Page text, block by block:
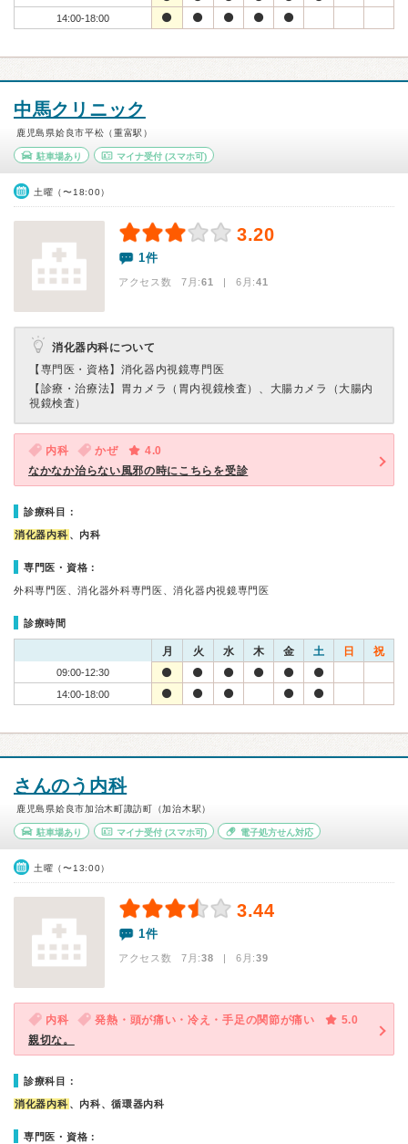
14:00-18:00
中馬クリニック
鹿児島県姶良市平松（重富駅）
駐車場あり マイナ受付(スマホ可)
土曜（〜18:00）
3.20
1件
アクセス数 7月:61 | 6月:41
消化器内科について
【専門医・資格】 消化器内視鏡専門医
【診療・治療法】 胃カメラ（胃内視鏡検査）、大腸カメラ（大腸内
視鏡検査）
内科 かぜ
4.0
なかなか治らない風邪の時にこちらを受診
診療科目：
消化器内科 、内科
専門医・資格：
外科専門医、消化器外科専門医、消化器内視鏡専門医
診療時間
月 火 水 木 金 土 日 祝
09:00-12:30
14:00-18:00
さんのう内科
鹿児島県姶良市加治木町諏訪町（加治木駅）
駐車場あり マイナ受付(スマホ可) 電子処方せん対応
土曜（〜13:00）
3.44
1件
アクセス数 7月:38 | 6月:39
内科 発熱・頭が痛い・冷え・手足の関節が痛い
5.0
親切な。
診療科目：
消化器内科 、内科、循環器内科
専門医・資格：